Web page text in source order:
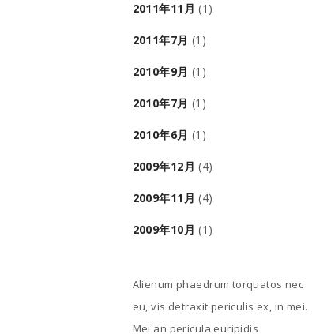
2011年11月 (1)
2011年7月 (1)
2010年9月 (1)
2010年7月 (1)
2010年6月 (1)
2009年12月 (4)
2009年11月 (4)
2009年10月 (1)
Alienum phaedrum torquatos nec
eu, vis detraxit periculis ex, in mei.
Mei an pericula euripidis